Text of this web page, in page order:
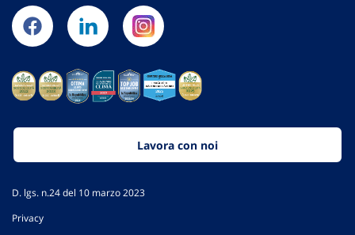
Lavora con noi
D. lgs. n.24 del 10 marzo 2023
Privacy